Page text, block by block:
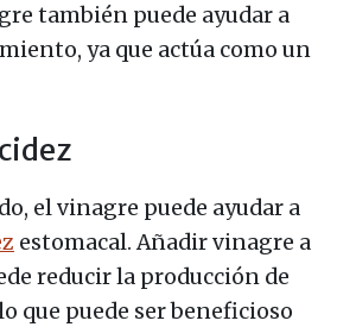
también puede ayudar a
ya que actúa como un
el vinagre puede ayudar a
estomacal. Añadir vinagre a
reducir la producción de
que puede ser beneficioso